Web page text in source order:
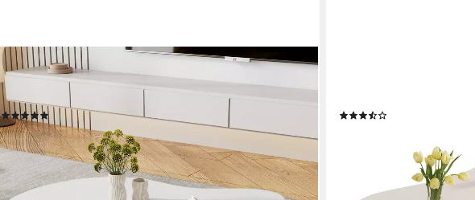
MERAX
Couchtisch in Wolkenform (1-St), Beistelltisch Scandi
Wohnzimmertisch Kaffetisch, 97x67x32cm
(1)
143,99 € UVP299,99 €
-52%
lieferbar - in 5-6 Werktagen bei dir lieferbar - in 5-6 Werktagen